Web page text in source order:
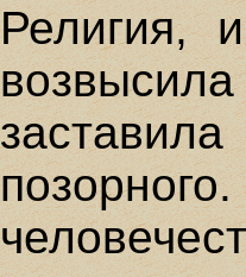
Религия,